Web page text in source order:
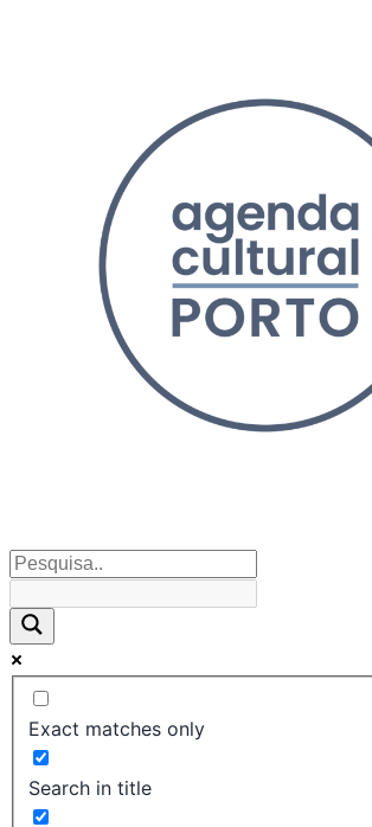
Exact matches only
Search in title